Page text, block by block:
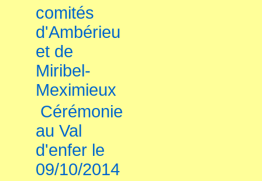
comités
d'Ambérieu
et de
Miribel-
Meximieux
Cérémonie
au Val
d'enfer le
09/10/2014